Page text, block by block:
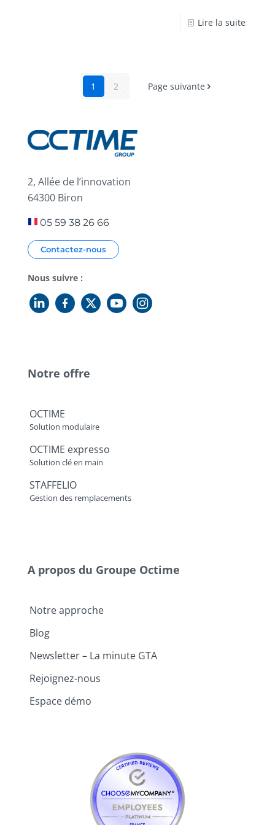
Lire la suite
1 2 Page suivante
2, Allée de l’innovation
64300 Biron
05 59 38 26 66
Contactez-nous
Nous suivre :
Notre offre
OCTIME
Solution modulaire
OCTIME expresso
Solution clé en main
STAFFELIO
Gestion des remplacements
A propos du Groupe Octime
Notre approche
Blog
Newsletter – La minute GTA
Rejoignez-nous
Espace démo